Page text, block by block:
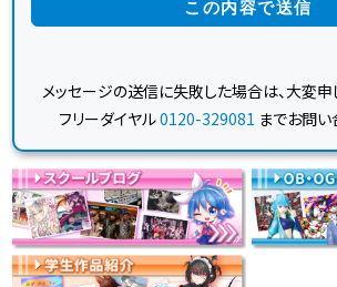
メッセージの送信に失敗した場合は、大変申
フリーダイヤル0120-329081 までお問い